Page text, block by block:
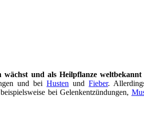
wächst und als Heilpflanze weltbekannt
und bei Husten undFieber.
bei Gelenkentzündungen,